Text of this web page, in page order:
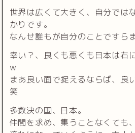
世界は広くて大きく、自分では
かりです。
なんせ誰もが自分のことですら
幸い？、良くも悪くも日本は右
w
まあ良い面で捉えるならば、良
笑
多数決の国、日本。
仲間を求め、集うことなくても